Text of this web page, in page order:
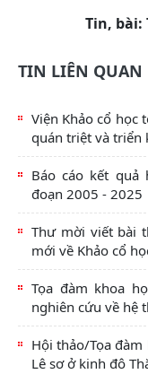
Tin, bài:
TIN LIÊN QUAN
Viện Khảo cổ học
quán triệt và triển
Báo cáo kết quả
đoạn 2005 - 2025
Thư mời viết bài
mới về Khảo cổ
Tọa đàm khoa
nghiên cứu về hệ
Hội thảo/Tọa
Lê sơ ở kinh đô